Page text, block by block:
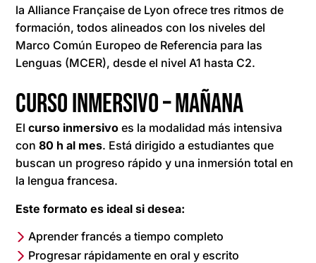
la Alliance Française de Lyon ofrece tres ritmos de
formación, todos alineados con los niveles del
Marco Común Europeo de Referencia para las
Lenguas (MCER), desde el nivel A1 hasta C2.
Curso inmersivo – mañana
Elcurso inmersivo es la modalidad más intensiva
con80 h al mes. Está dirigido a estudiantes que
buscan un progreso rápido y una inmersión total en
la lengua francesa.
Este formato es ideal si desea:
Aprender francés a tiempo completo
Progresar rápidamente en oral y escrito